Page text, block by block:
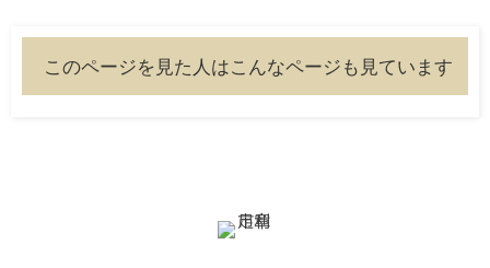
このページを見た人はこんなページも見ています